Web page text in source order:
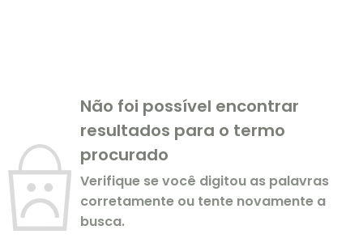
Não foi possível encontrar
resultados para o termo
procurado
Verifique se você digitou as palavras
corretamente ou tente novamente a
busca.